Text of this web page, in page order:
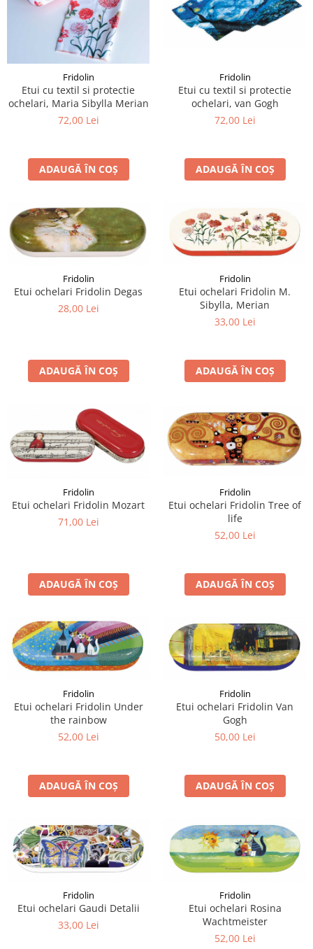
Fridolin
Etui cu textil si protectie
ochelari, Maria Sibylla Merian
72,00 Lei
ADAUGĂ ÎN COȘ
Fridolin
Etui cu textil si protectie
ochelari, van Gogh
72,00 Lei
ADAUGĂ ÎN COȘ
Fridolin
Etui ochelari Fridolin Degas
28,00 Lei
ADAUGĂ ÎN COȘ
Fridolin
Etui ochelari Fridolin M.
Sibylla, Merian
33,00 Lei
ADAUGĂ ÎN COȘ
Fridolin
Etui ochelari Fridolin Mozart
71,00 Lei
ADAUGĂ ÎN COȘ
Fridolin
Etui ochelari Fridolin Tree of
life
52,00 Lei
ADAUGĂ ÎN COȘ
Fridolin
Etui ochelari Fridolin Under
the rainbow
52,00 Lei
ADAUGĂ ÎN COȘ
Fridolin
Etui ochelari Fridolin Van
Gogh
50,00 Lei
ADAUGĂ ÎN COȘ
Fridolin
Etui ochelari Gaudi Detalii
33,00 Lei
Fridolin
Etui ochelari Rosina
Wachtmeister
52,00 Lei